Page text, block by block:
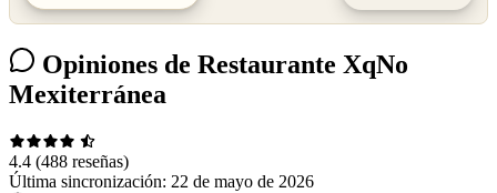
Opiniones de Restaurante XqNo
Mexiterránea
4.4 (488 reseñas)
Última sincronización: 22 de mayo de 2026